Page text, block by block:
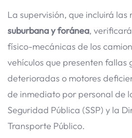
La supervisión, que incluirá
suburbana y foránea,
físico-mecánicas de los
vehículos que presenten fallas
deterioradas o motores
de inmediato por personal de
Seguridad Pública (SSP) y la
Transporte Público.